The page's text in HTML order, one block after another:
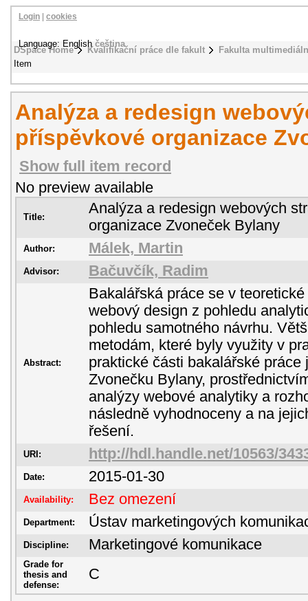
DSpace Home Kvalifikační práce dle fakult
Fakulta
Item
Login cookies
Language: Englishčeština
Analýza a redesign
příspěvkové organizace
Show full item record
No preview available
Title:
Analýza a redesign webových
organizace Zvoneček Bylany
Author: Málek, Martin
Advisor: Bačuvčík, Radim
Abstract:
Bakalářská práce se v
webový design z pohledu
pohledu samotného návrhu.
metodám, které byly využity v
praktické části bakalářské práce
Zvonečku Bylany,
analýzy webové analytiky a
následně vyhodnoceny a na
řešení.
URI: http://hdl.handle.net/10563/
Date: 2015-01-30
Availability: Bez omezení
Department: Ústav marketingových
Discipline: Marketingové komunikace
Grade for
thesis and
defense:
C